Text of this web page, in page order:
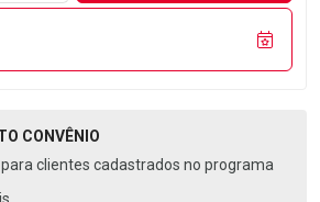
CONVÊNIO
para clientes cadastrados no programa